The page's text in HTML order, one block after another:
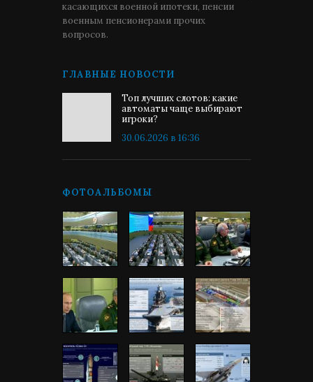
касающихся военной ипотеки, пенсии
военным пенсионерами прочих
вопросов.
ГЛАВНЫЕ НОВОСТИ
Топ лучших слотов: какие
автоматы чаще выбирают
игроки?
30.06.2026 в 16:36
ФОТОАЛЬБОМЫ